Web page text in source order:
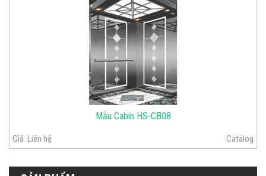
Mẫu Cabin HS-CB08
Giá: Liên hệ Catalog